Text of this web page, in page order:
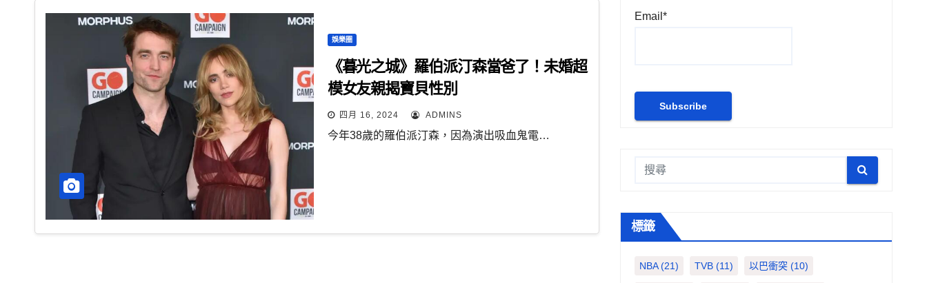
娛樂圈
《暮光之城》羅伯派汀森當爸了！未婚超
模女友親揭寶貝性別
四月 16, 2024 ADMINS
今年38歲的羅伯派汀森，因為演出吸血鬼電…
Email*
標籤
NBA(21) TVB (11) 以巴衝突 (10)